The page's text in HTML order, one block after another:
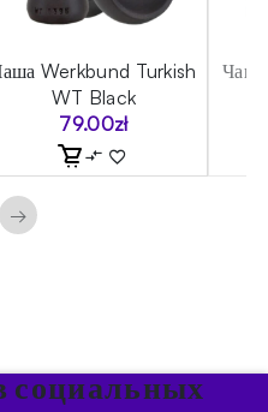
Werkbund Turkish
WT Black
79.00zł
→
социальных